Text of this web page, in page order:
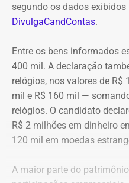
segundo os dados
DivulgaCandContas.
Entre os bens informados
400 mil. A declaração
relógios, nos valores de R$
mil e R$ 160 mil —
relógios. O candidato
R$ 2 milhões em dinheiro
120 mil em moedas
A maior parte do